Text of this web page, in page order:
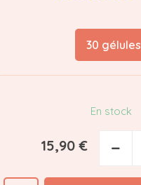
30 gélules
En stock
15,90 € −